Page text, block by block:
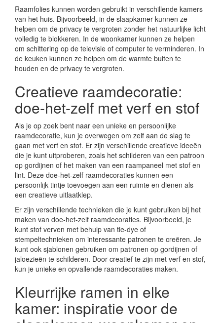
Raamfolies kunnen worden gebruikt in verschillende kamers
van het huis. Bijvoorbeeld, in de slaapkamer kunnen ze
helpen om de privacy te vergroten zonder het natuurlijke licht
volledig te blokkeren. In de woonkamer kunnen ze helpen
om schittering op de televisie of computer te verminderen. In
de keuken kunnen ze helpen om de warmte buiten te
houden en de privacy te vergroten.
Creatieve raamdecoratie:
doe-het-zelf met verf en stof
Als je op zoek bent naar een unieke en persoonlijke
raamdecoratie, kun je overwegen om zelf aan de slag te
gaan met verf en stof. Er zijn verschillende creatieve ideeën
die je kunt uitproberen, zoals het schilderen van een patroon
op gordijnen of het maken van een raampaneel met stof en
lint. Deze doe-het-zelf raamdecoraties kunnen een
persoonlijk tintje toevoegen aan een ruimte en dienen als
een creatieve uitlaatklep.
Er zijn verschillende technieken die je kunt gebruiken bij het
maken van doe-het-zelf raamdecoraties. Bijvoorbeeld, je
kunt stof verven met behulp van tie-dye of
stempeltechnieken om interessante patronen te creëren. Je
kunt ook sjablonen gebruiken om patronen op gordijnen of
jaloezieën te schilderen. Door creatief te zijn met verf en stof,
kun je unieke en opvallende raamdecoraties maken.
Kleurrijke ramen in elke
kamer: inspiratie voor de